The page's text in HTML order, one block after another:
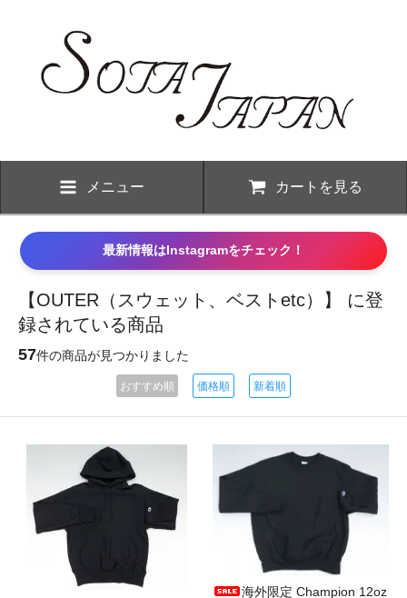
メニュー カートを見る
最新情報はInstagramをチェック！
【OUTER（スウェット、ベストetc）】 に登
録されている商品
57件の商品が見つかりました
おすすめ順 価格順 新着順
海外限定 Champion 12oz